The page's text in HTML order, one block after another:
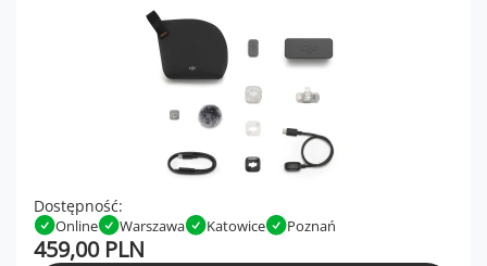
Dostępność:
Online Warszawa Katowice Poznań
459,00 PLN